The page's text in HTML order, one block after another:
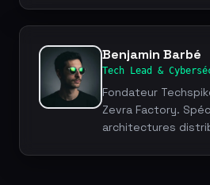
Benjamin Barbé
Tech Lead &
Fondateur
Zevra Factory.
architectures